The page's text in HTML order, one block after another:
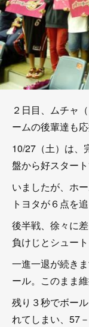
２日目、ムチャ
ームの後輩達も
10/27（土）は、
盤から好スター
いましたが、ホ
トヨタが６点を
後半戦、徐々に
負けじとシュー
一進一退が続き
ール。このまま
残り３秒でボー
れてしまい、57